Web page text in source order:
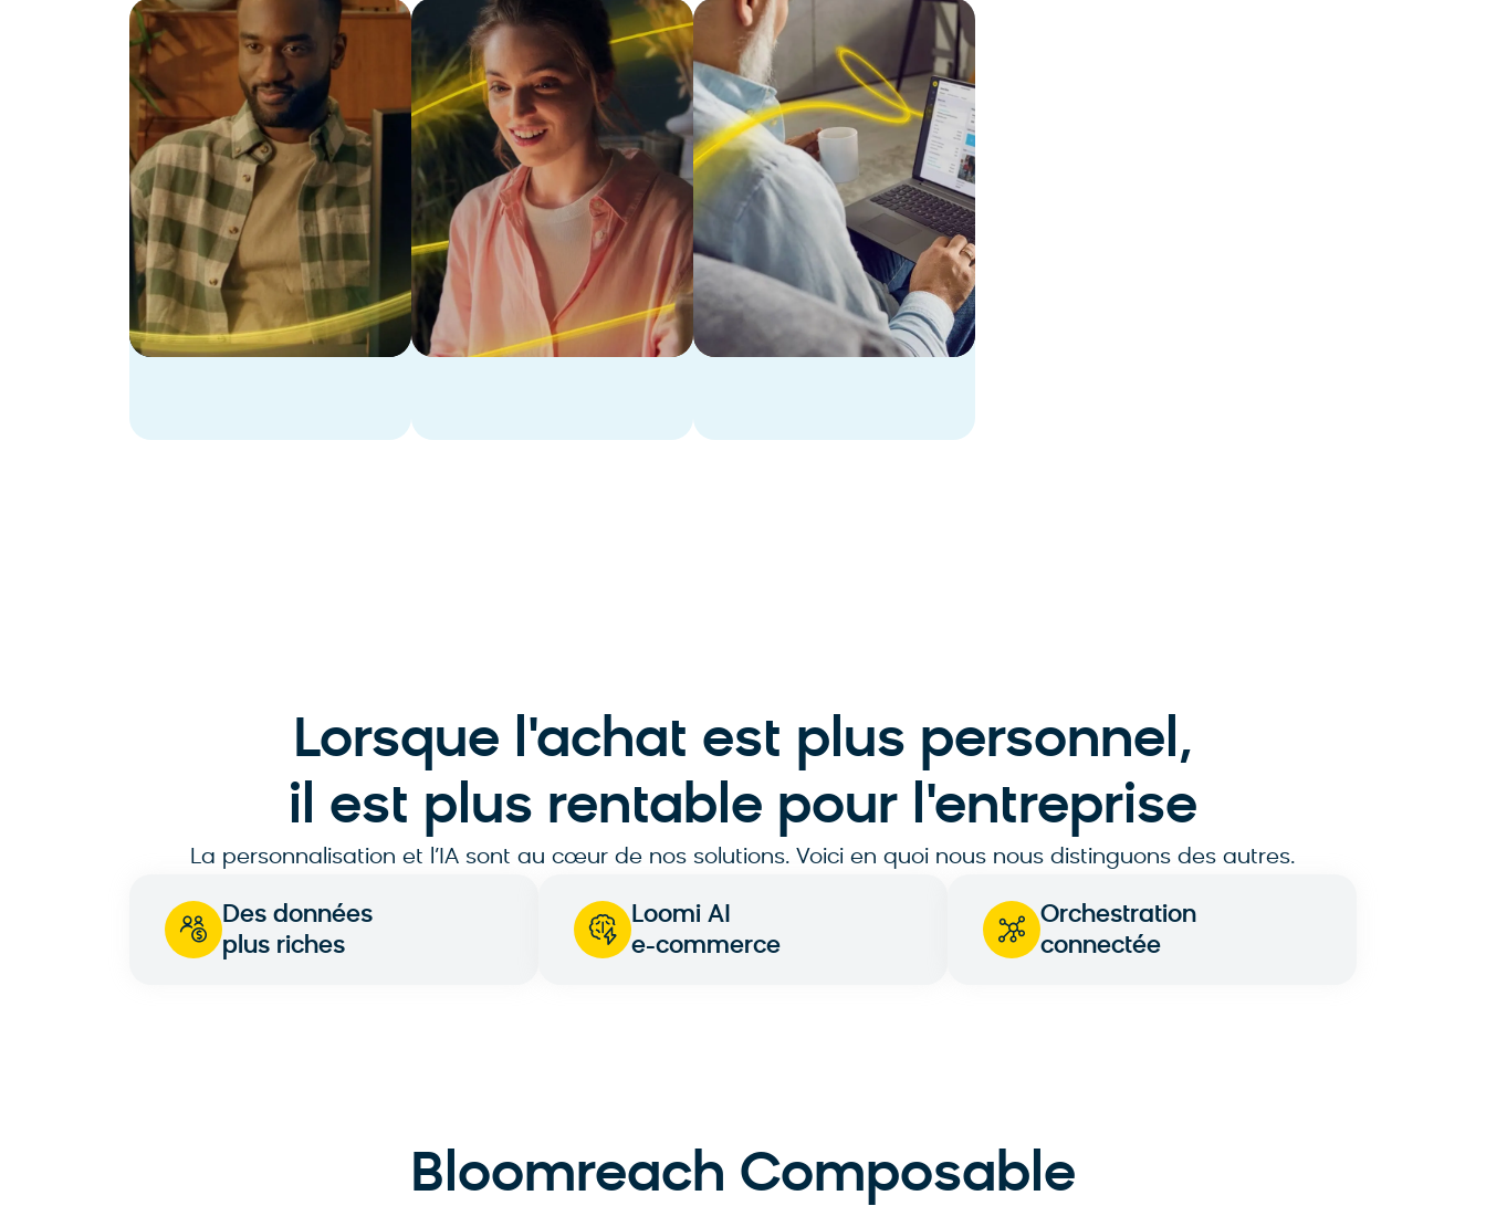
Merchandising
Profitez d’une infinité d’optimisations
pour une recherche plus intelligente et
un merchandising percutant avec
Bloomreach Discovery.
En savoir plus
Recherche e-commerce
Merchandising
Recommendations
Contenu Headless
Marketing
Lancez des campagnes multicanales
personnalisées à partir d’une
plateforme unique, grâce aux données
en temps réel et à l’IA.
En savoir plus
E-mail marketing
SMS et messageries
Personnalisation web
Marketing appli mobile
Test et optimisation
Direction
Découvrez les économies et la
rentabilité d’une plateforme de
personnalisation e-commerce tout-
en-un, intégrée à l’IA.
En savoir plus
Analyses et insights
The Edge Summit
Lorsque l'achat est plus personnel,
il est plus rentable pour l'entreprise
La personnalisation et l’IA sont au cœur de nos solutions. Voici en quoi nous nous distinguons des autres.
Des données
plus riches
Loomi AI
e-commerce
Orchestration
connectée
Bloomreach Composable